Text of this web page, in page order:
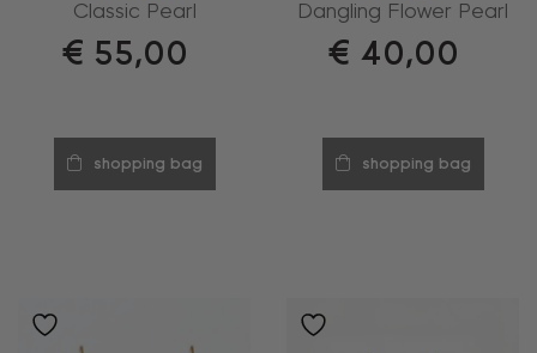
Classic Pearl
€ 55,00
shopping bag
Dangling Flower Pearl
€ 40,00
shopping bag